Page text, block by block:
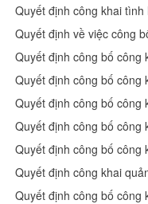
Quyết định công khai
Quyết định về việc công
Quyết định công bố công
Quyết định công bố công
Quyết định công bố công
Quyết định công bố công
Quyết định công bố công
Quyết định công khai
Quyết định công bố công